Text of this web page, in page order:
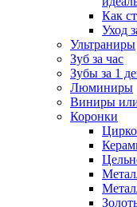
Как
Уход
Ультраниры
Зуб за час
Зубы за 1
Люминиры
Виниры
Коронки